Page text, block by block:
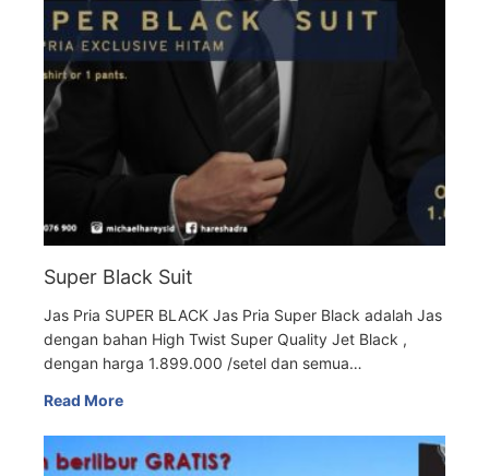
Super Black Suit
Jas Pria SUPER BLACK Jas Pria Super Black adalah Jas
dengan bahan High Twist Super Quality Jet Black ,
dengan harga 1.899.000 /setel dan semua…
Read More